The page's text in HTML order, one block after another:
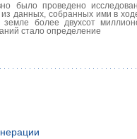
было проведено
данных, собранных ими в
более двухсот
стало определение